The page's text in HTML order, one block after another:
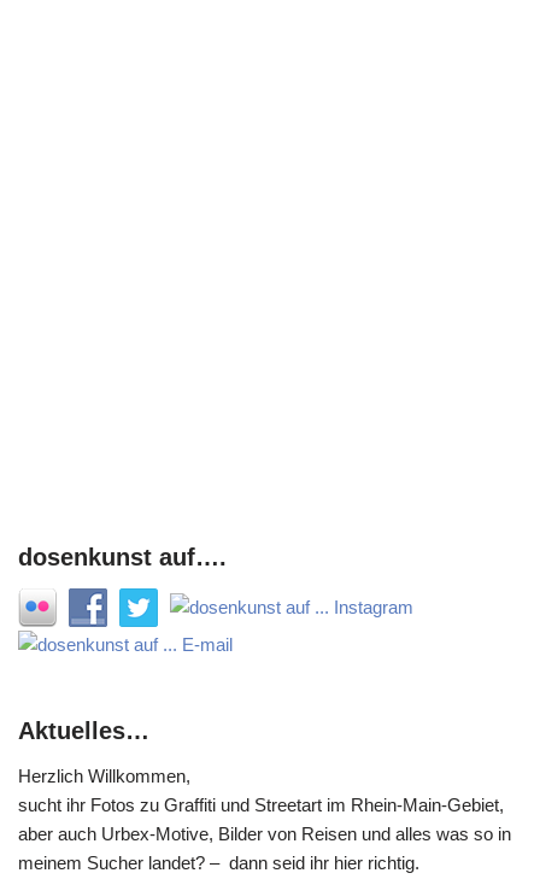
dosenkunst auf….
Aktuelles…
Herzlich Willkommen,
sucht ihr Fotos zu Graffiti und Streetart im Rhein-Main-Gebiet,
aber auch Urbex-Motive, Bilder von Reisen und alles was so in
meinem Sucher landet? – dann seid ihr hier richtig.